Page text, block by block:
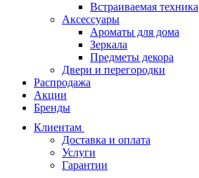
Встраиваемая техника
Аксессуары
Ароматы для дома
Зеркала
Предметы декора
Двери и перегородки
Распродажа
Акции
Бренды
Клиентам
Доставка и оплата
Услуги
Гарантии